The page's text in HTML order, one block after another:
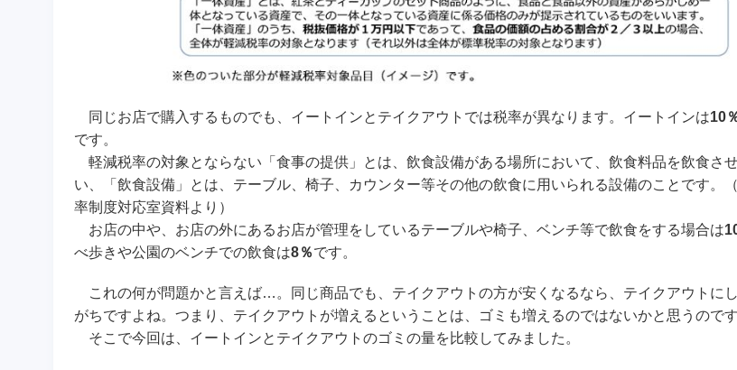
同じお店で購入するものでも、イートインとテイクアウトでは税率が異なります。イートインは10
です。
軽減税率の対象とならない「食事の提供」とは、飲食設備がある場所において、飲食料品を飲食さ
い、「飲食設備」とは、テーブル、椅子、カウンター等その他の飲食に用いられる設備のことです。
率制度対応室資料より）
お店の中や、お店の外にあるお店が管理をしているテーブルや椅子、ベンチ等で飲食をする場合は
べ歩きや公園のベンチでの飲食は8％です。
これの何が問題かと言えば…。同じ商品でも、テイクアウトの方が安くなるなら、テイクアウトに
がちですよね。つまり、テイクアウトが増えるということは、ゴミも増えるのではないかと思うのです
そこで今回は、イートインとテイクアウトのゴミの量を比較してみました。